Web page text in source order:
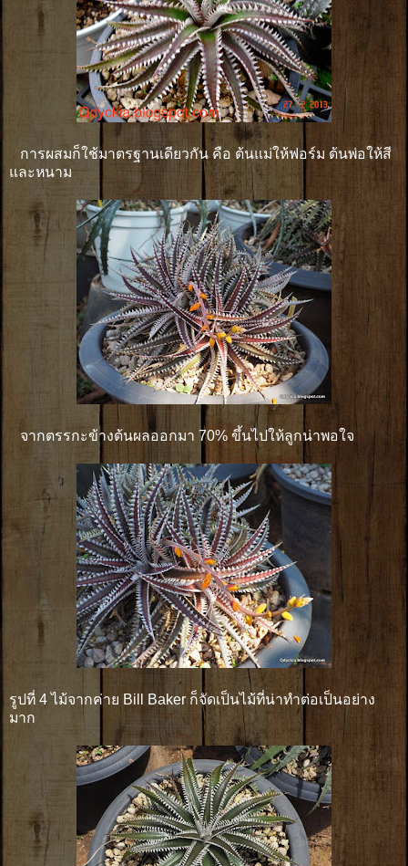
การผสมก็ใช้มาตรฐานเดียวกัน คือ ต้นแม่ให้ฟอร์ม ต้นพ่อให้สี
และหนาม
จากตรรกะข้างต้นผลออกมา 70% ขึ้นไปให้ลูกน่าพอใจ
รูปที่ 4 ไม้จากค่าย Bill Baker ก็จัดเป็นไม้ที่น่าทำต่อเป็นอย่าง
มาก